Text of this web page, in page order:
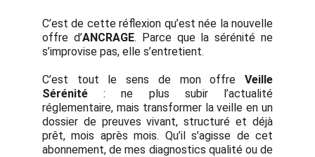
C’est de cette réflexion qu’est née la nouvelle
offre d’ANCRAGE. Parce que la sérénité ne
s’improvise pas, elle s’entretient.
C’est tout le sens de mon offre Veille
Sérénité : ne plus subir l’actualité
réglementaire, mais transformer la veille en un
dossier de preuves vivant, structuré et déjà
prêt, mois après mois. Qu’il s’agisse de cet
abonnement, de mes diagnostics qualité ou de